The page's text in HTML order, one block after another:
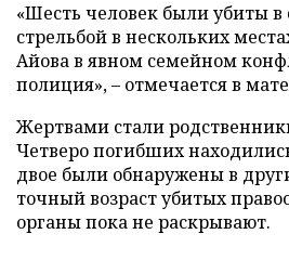
«Шесть человек были убиты
стрельбой в нескольких
Айова в явном семейном
полиция», – отмечается в
Жертвами стали
Четверо погибших
двое были обнаружены в
точный возраст убитых
органы пока не раскрывают.